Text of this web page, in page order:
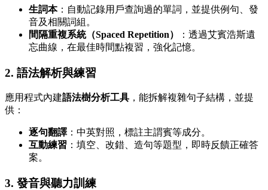
生詞本：自動記錄用戶查詢過的單詞，並提供例句、發
音及相關詞組。
間隔重複系統（Spaced Repetition）
：透過艾賓浩斯遺
忘曲線，在最佳時間點複習，強化記憶。
2. 語法解析與練習
應用程式內建語法樹分析工具 ，能拆解複雜句子結構，並提
供：
逐句翻譯：中英對照，標註主謂賓等成分。
互動練習 ：填空、改錯、造句等題型，即時反饋正確答
案。
3. 發音與聽力訓練